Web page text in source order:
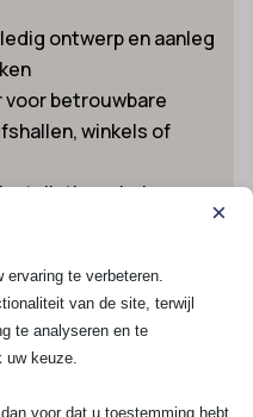
ontwerp en aanleg
voor betrouwbare
winkels of
en beheer van
van
een thuislader in de
dan onzeoplossingen
in Aalsmeer
×
te verbeteren.
van de site, terwijl
te analyseren en te
keuze.
voor dat u toestemming hebt